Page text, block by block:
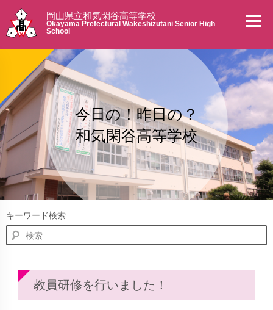
岡山県立和気閑谷高等学校
Okayama Prefectural Wakeshizutani Senior High
School
今日の！昨日の？
和気閑谷高等学校
キーワード検索
教員研修を行いました！